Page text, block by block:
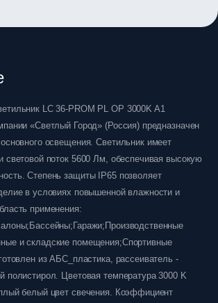
LC 36-PROM PL OP 3000K A1
«Светлый Город» (Россия) предназначен
освещения. Светильник имеет
световой поток 5600 Лм, обеспечивая высокую
Степень защиты IP65 позволяет
в условиях повышенной влажности и
применения:
и складские помещения;Спортивные
из АБС_пластика, рассеиватель -
полистирол. Цветовая температура 3000 K
белый цвет свечения. Коэффициент